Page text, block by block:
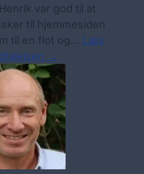
var god til at
til hjemmesiden
til en flot og… Læs
→